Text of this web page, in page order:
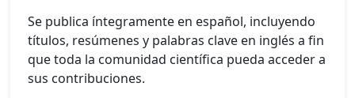
Se publica íntegramente en español, incluyendo
títulos, resúmenes y palabras clave en inglés a fin
que toda la comunidad científica pueda acceder a
sus contribuciones.